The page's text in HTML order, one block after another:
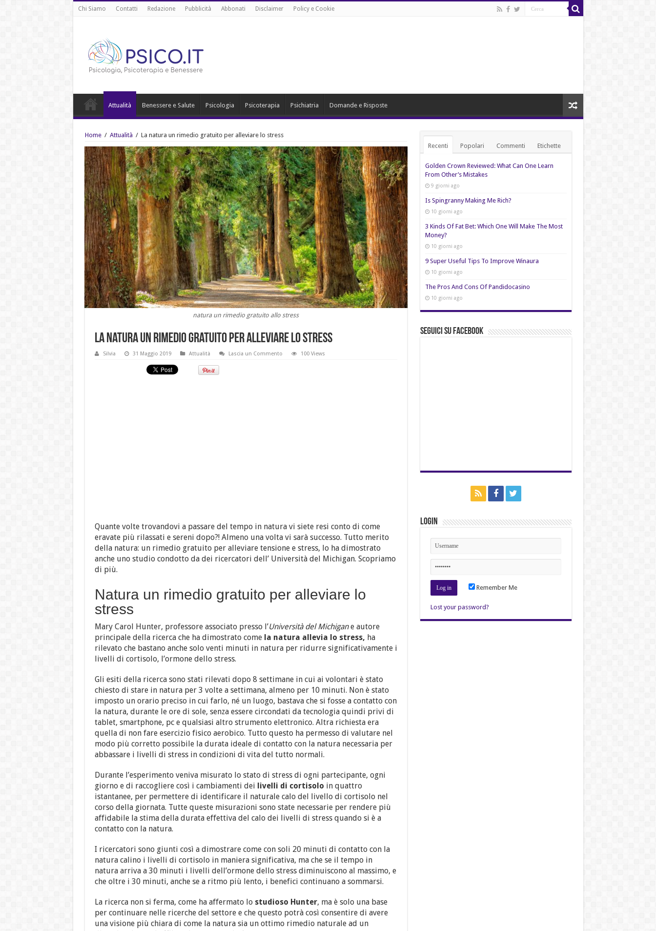
Chi Siamo Contatti Redazione Pubblicità Abbonati Disclaimer Policy e Cookie
Attualità Benessere e Salute Psicologia Psicoterapia Psichiatria Domande e Risposte
Home / Attualità / La natura un rimedio gratuito per alleviare lo stress
natura un rimedio gratuito allo stress
La natura un rimedio gratuito per alleviare lo stress
Silvia 31 Maggio 2019 Attualità Lascia un Commento 100 Views
Quante volte trovandovi a passare del tempo in natura vi siete resi conto di come
eravate più rilassati e sereni dopo?! Almeno una volta vi sarà successo. Tutto merito
della natura: un rimedio gratuito per alleviare tensione e stress, lo ha dimostrato
anche uno studio condotto da dei ricercatori dell’ Università del Michigan. Scopriamo
di più.
Natura un rimedio gratuito per alleviare lo
stress
Mary Carol Hunter, professore associato presso l’Università del Michigane autore
principale della ricerca che ha dimostrato come la natura allevia lo stress, ha
rilevato che bastano anche solo venti minuti in natura per ridurre significativamente i
livelli di cortisolo, l’ormone dello stress.
Gli esiti della ricerca sono stati rilevati dopo 8 settimane in cui ai volontari è stato
chiesto di stare in natura per 3 volte a settimana, almeno per 10 minuti. Non è stato
imposto un orario preciso in cui farlo, né un luogo, bastava che si fosse a contatto con
la natura, durante le ore di sole, senza essere circondati da tecnologia quindi privi di
tablet, smartphone, pc e qualsiasi altro strumento elettronico. Altra richiesta era
quella di non fare esercizio fisico aerobico. Tutto questo ha permesso di valutare nel
modo più corretto possibile la durata ideale di contatto con la natura necessaria per
abbassare i livelli di stress in condizioni di vita del tutto normali.
Durante l’esperimento veniva misurato lo stato di stress di ogni partecipante, ogni
giorno e di raccogliere così i cambiamenti dei livelli di cortisolo in quattro
istantanee, per permettere di identificare il naturale calo del livello di cortisolo nel
corso della giornata. Tutte queste misurazioni sono state necessarie per rendere più
affidabile la stima della durata effettiva del calo dei livelli di stress quando si è a
contatto con la natura.
I ricercatori sono giunti così a dimostrare come con soli 20 minuti di contatto con la
natura calino i livelli di cortisolo in maniera significativa, ma che se il tempo in
natura arriva a 30 minuti i livelli dell’ormone dello stress diminuiscono al massimo, e
che oltre i 30 minuti, anche se a ritmo più lento, i benefici continuano a sommarsi.
La ricerca non si ferma, come ha affermato lo studioso Hunter, ma è solo una base
per continuare nelle ricerche del settore e che questo potrà così consentire di avere
una visione più chiara di come la natura sia un ottimo rimedio naturale ad un
Recenti Popolari Commenti Etichette
Golden Crown Reviewed: What Can One Learn
From Other’s Mistakes
9 giorni ago
Is Spingranny Making Me Rich?
10 giorni ago
3 Kinds Of Fat Bet: Which One Will Make The Most
Money?
10 giorni ago
9 Super Useful Tips To Improve Winaura
10 giorni ago
The Pros And Cons Of Pandidocasino
10 giorni ago
Seguici su Facebook
Login
Remember Me
Lost your password?